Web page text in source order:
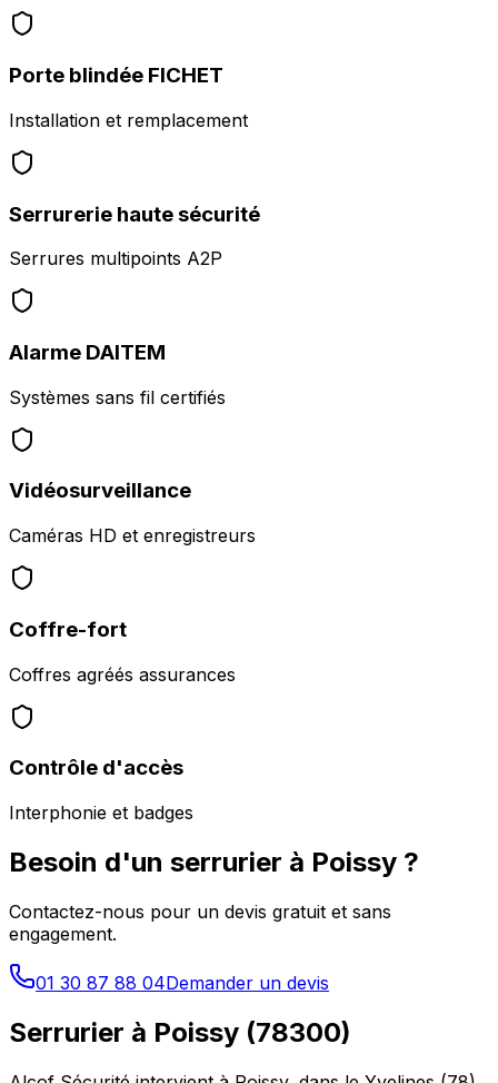
Porte blindée FICHET
Installation et remplacement
Serrurerie haute sécurité
Serrures multipoints A2P
Alarme DAITEM
Systèmes sans fil certifiés
Vidéosurveillance
Caméras HD et enregistreurs
Coffre-fort
Coffres agréés assurances
Contrôle d'accès
Interphonie et badges
Besoin d'un serrurier à Poissy ?
Contactez-nous pour un devis gratuit et sans
engagement.
01 30 87 88 04Demander un devis
Serrurier à Poissy (78300)